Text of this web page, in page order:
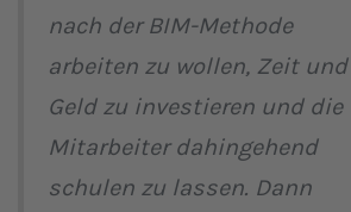
nach der BIM-Methode
arbeiten zu wollen, Zeit und
Geld zu investieren und die
Mitarbeiter dahingehend
schulen zu lassen. Dann